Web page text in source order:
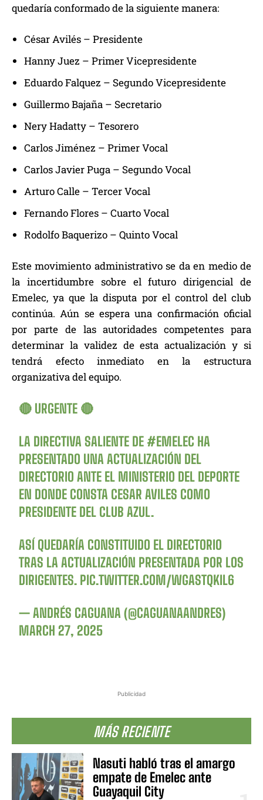
Publicidad
MÁS RECIENTE
Nasuti habló tras el amargo
empate de Emelec ante
Guayaquil City
quedaría conformado de la siguiente manera:
César Avilés – Presidente
Hanny Juez – Primer Vicepresidente
Eduardo Falquez – Segundo Vicepresidente
Guillermo Bajaña – Secretario
Nery Hadatty – Tesorero
Carlos Jiménez – Primer Vocal
Carlos Javier Puga – Segundo Vocal
Arturo Calle – Tercer Vocal
Fernando Flores – Cuarto Vocal
Rodolfo Baquerizo – Quinto Vocal
Este movimiento administrativo se da en medio de
la incertidumbre sobre el futuro dirigencial de
Emelec, ya que la disputa por el control del club
continúa. Aún se espera una confirmación oficial
por parte de las autoridades competentes para
determinar la validez de esta actualización y si
tendrá efecto inmediato en la estructura
organizativa del equipo.
🔴 URGENTE 🔴
LA DIRECTIVA SALIENTE DE#EMELEC HA
PRESENTADO UNA ACTUALIZACIÓN DEL
DIRECTORIO ANTE EL MINISTERIO DEL DEPORTE
EN DONDE CONSTA CESAR AVILES COMO
PRESIDENTE DEL CLUB AZUL.
ASÍ QUEDARÍA CONSTITUIDO EL DIRECTORIO
TRAS LA ACTUALIZACIÓN PRESENTADA POR LOS
DIRIGENTES. PIC.TWITTER.COM/WGASTQKIL6
— ANDRÉS CAGUANA (@CAGUANAANDRES)
MARCH 27, 2025